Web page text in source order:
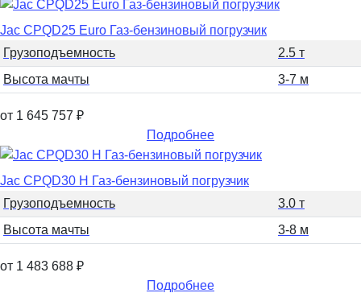
Jac CPQD25 Euro Газ-бензиновый погрузчик
Грузоподъемность
2.5 т
Высота мачты
3-7 м
от 1 645 757 ₽
Подробнее
Jac CPQD30 H Газ-бензиновый погрузчик
Грузоподъемность
3.0 т
Высота мачты
3-8 м
от 1 483 688 ₽
Подробнее